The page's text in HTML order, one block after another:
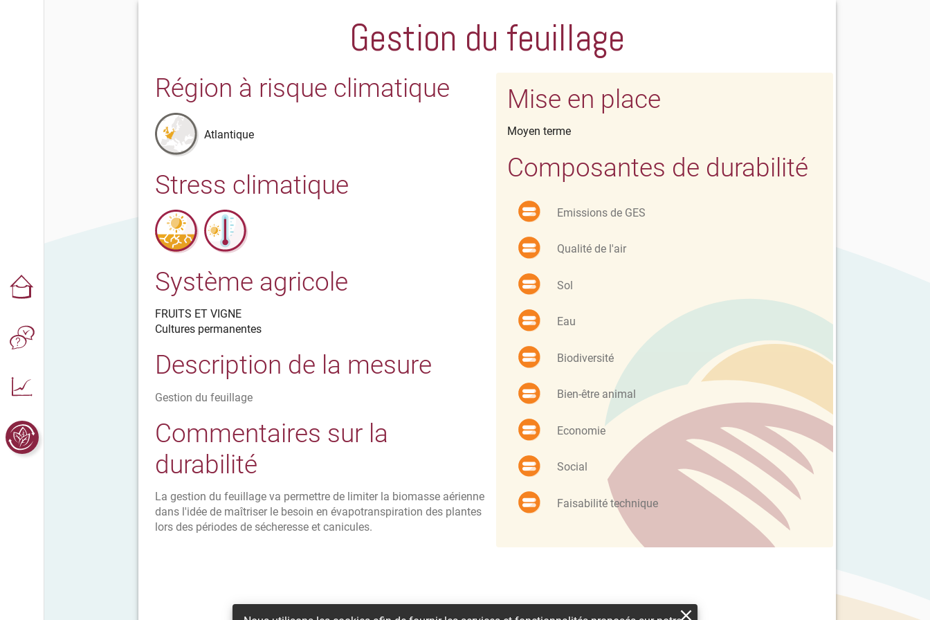
Gestion du feuillage
Mise en place
Moyen terme
Composantes de durabilité
Emissions de GES
Qualité de l'air
Sol
Eau
Biodiversité
Bien-être animal
Economie
Social
Faisabilité technique
Région à risque climatique
Atlantique
Stress climatique
Système agricole
FRUITS ET VIGNE
Cultures permanentes
Description de la mesure
Gestion du feuillage
Commentaires sur la
durabilité
La gestion du feuillage va permettre de limiter la biomasse aérienne
dans l'idée de maîtriser le besoin en évapotranspiration des plantes
lors des périodes de sécheresse et canicules.